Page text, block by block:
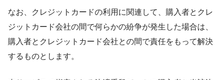
なお、クレジットカードの利用に関連して、購入者とクレ
ジットカード会社の間で何らかの紛争が発生した場合は、
購入者とクレジットカード会社との間で責任をもって解決
するものとします。